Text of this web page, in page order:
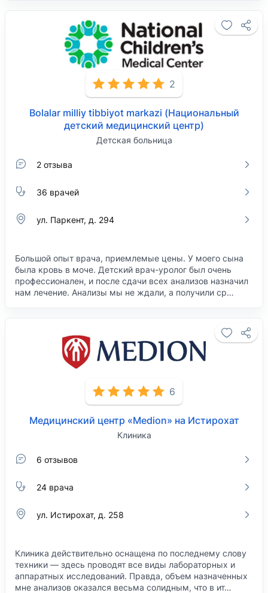
2
Bolalar milliy tibbiyot markazi (Национальный
детский медицинский центр)
Детская больница
2 отзыва
36 врачей
ул. Паркент, д. 294
Большой опыт врача, приемлемые цены. У моего сына
была кровь в моче. Детский врач-уролог был очень
профессионален, и после сдачи всех анализов назначил
нам лечение. Анализы мы не ждали, а получили ср…
6
Медицинский центр «Medion» на Истирохат
Клиника
6 отзывов
24 врача
​ул. Истирохат, д. 258
Клиника действительно оснащена по последнему слову
техники — здесь проводят все виды лабораторных и
аппаратных исследований. Правда, объем назначенных
мне анализов оказался весьма солидным, что в ит…